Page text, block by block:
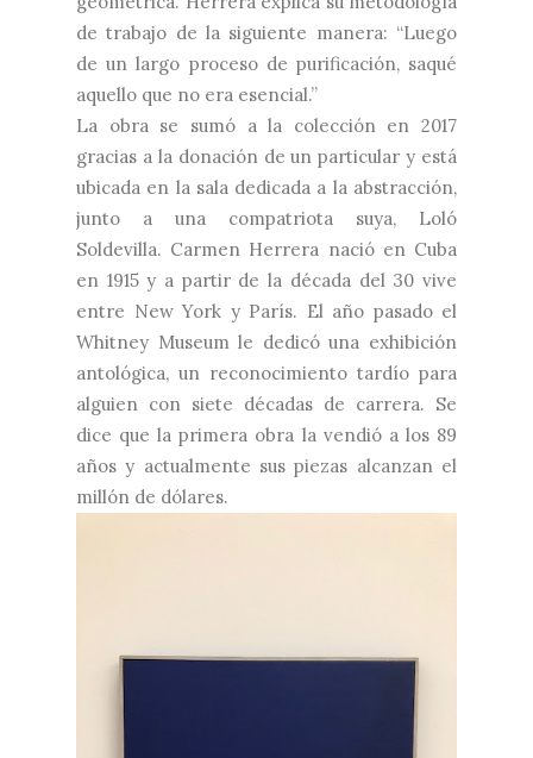
de trabajo de la siguiente manera: “Luego
de un largo proceso de purificación, saqué
aquello que no era esencial.”
La obra se sumó a la colección en 2017
gracias a la donación de un particular y está
ubicada en la sala dedicada a la abstracción,
junto a una compatriota suya, Loló
Soldevilla. Carmen Herrera nació en Cuba
en 1915 y a partir de la década del 30 vive
entre New York y París. El año pasado el
Whitney Museum le dedicó una exhibición
antológica, un reconocimiento tardío para
alguien con siete décadas de carrera. Se
dice que la primera obra la vendió a los 89
años y actualmente sus piezas alcanzan el
millón de dólares.